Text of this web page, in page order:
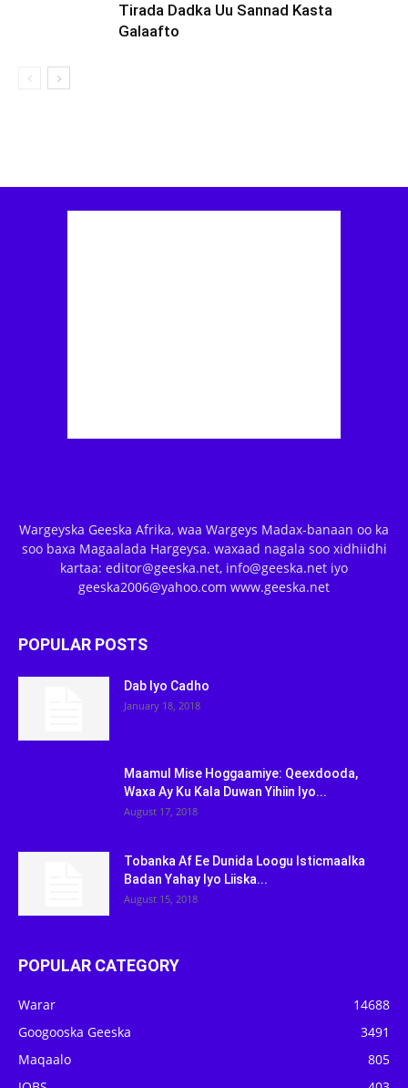
Tirada Dadka Uu Sannad Kasta
Galaafto
Wargeyska Geeska Afrika, waa Wargeys Madax-banaan oo ka
soo baxa Magaalada Hargeysa. waxaad nagala soo xidhiidhi
kartaa: editor@geeska.net, info@geeska.net iyo
geeska2006@yahoo.com www.geeska.net
POPULAR POSTS
Dab Iyo Cadho
January 18, 2018
Maamul Mise Hoggaamiye: Qeexdooda,
Waxa Ay Ku Kala Duwan Yihiin Iyo...
August 17, 2018
Tobanka Af Ee Dunida Loogu Isticmaalka
Badan Yahay Iyo Liiska...
August 15, 2018
POPULAR CATEGORY
Warar
14688
Googooska Geeska
3491
Maqaalo
805